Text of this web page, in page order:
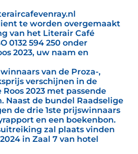
te worden overgemaakt
van het Literair Café
0132 594 250 onder
2023, uw naam en
van de Proza-,
verschijnen in de
2023 met passende
Naast de bundel Raadselige
de drie 1ste prijswinnaars
en een boekenbon.
zal plaats vinden
in Zaal 7 van hotel